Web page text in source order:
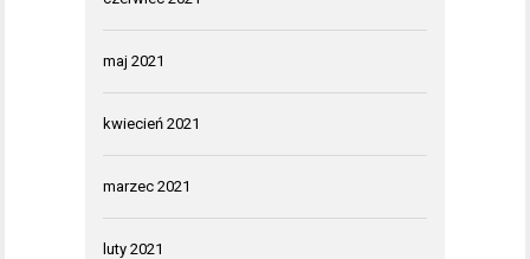
maj 2021
kwiecień 2021
marzec 2021
luty 2021